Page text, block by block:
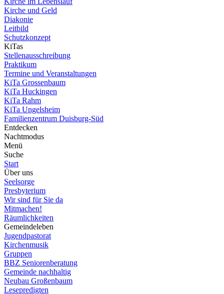
Kirche und Geld
Diakonie
Leitbild
Schutzkonzept
KiTas
Stellenausschreibung
Praktikum
Termine und Veranstaltungen
KiTa Grossenbaum
KiTa Huckingen
KiTa Rahm
KiTa Ungelsheim
Familienzentrum Duisburg-Süd
Entdecken
Nachtmodus
Menü
Suche
Start
Über uns
Seelsorge
Presbyterium
Wir sind für Sie da
Mitmachen!
Räumlichkeiten
Gemeindeleben
Jugendpastorat
Kirchenmusik
Gruppen
BBZ Seniorenberatung
Gemeinde nachhaltig
Neubau Großenbaum
Lesepredigten